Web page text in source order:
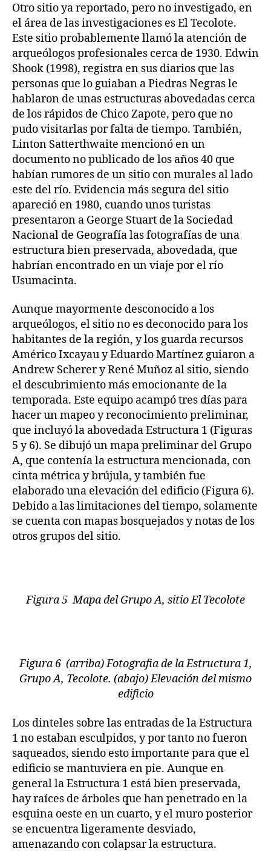
Otro sitio ya reportado, pero no investigado, en
el área de las investigaciones es El Tecolote.
Este sitio probablemente llamó la atención de
arqueólogos profesionales cerca de 1930. Edwin
Shook (1998), registra en sus diarios que las
personas que lo guiaban a Piedras Negras le
hablaron de unas estructuras abovedadas cerca
de los rápidos de Chico Zapote, pero que no
pudo visitarlas por falta de tiempo. También,
Linton Satterthwaite mencionó en un
documento no publicado de los años 40 que
habían rumores de un sitio con murales al lado
este del río. Evidencia más segura del sitio
apareció en 1980, cuando unos turistas
presentaron a George Stuart de la Sociedad
Nacional de Geografía las fotografías de una
estructura bien preservada, abovedada, que
habrían encontrado en un viaje por el río
Usumacinta.
Aunque mayormente desconocido a los
arqueólogos, el sitio no es deconocido para los
habitantes de la región, y los guarda recursos
Américo Ixcayau y Eduardo Martínez guiaron a
Andrew Scherer y René Muñoz al sitio, siendo
el descubrimiento más emocionante de la
temporada. Este equipo acampó tres días para
hacer un mapeo y reconocimiento preliminar,
que incluyó la abovedada Estructura 1 (Figuras
5 y 6). Se dibujó un mapa preliminar del Grupo
A, que contenía la estructura mencionada, con
cinta métrica y brújula, y también fue
elaborado una elevación del edificio (Figura 6).
Debido a las limitaciones del tiempo, solamente
se cuenta con mapas bosquejados y notas de los
otros grupos del sitio.
Figura 5 Mapa del Grupo A, sitio El Tecolote
Figura 6 (arriba) Fotografia de la Estructura 1,
Grupo A, Tecolote. (abajo) Elevación del mismo
edificio
Los dinteles sobre las entradas de la Estructura
1 no estaban esculpidos, y por tanto no fueron
saqueados, siendo esto importante para que el
edificio se mantuviera en pie. Aunque en
general la Estructura 1 está bien preservada,
hay raíces de árboles que han penetrado en la
esquina oeste en un cuarto, y el muro posterior
se encuentra ligeramente desviado,
amenazando con colapsar la estructura.